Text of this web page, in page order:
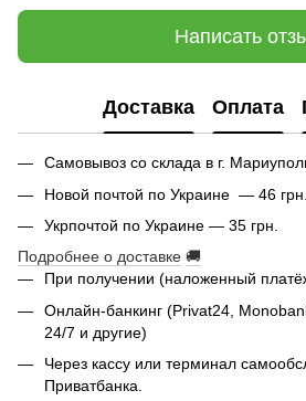
Написать
Доставка Оплата
Самовывоз со склада в г.
Новой почтой по Украине — 46 грн.
Укрпочтой по Украине — 35 грн.
Подробнее о доставке 🚚
При получении (наложенный
Онлайн-банкинг (Privat24,
24/7 и другие)
Через кассу или терминал
Приватбанка.